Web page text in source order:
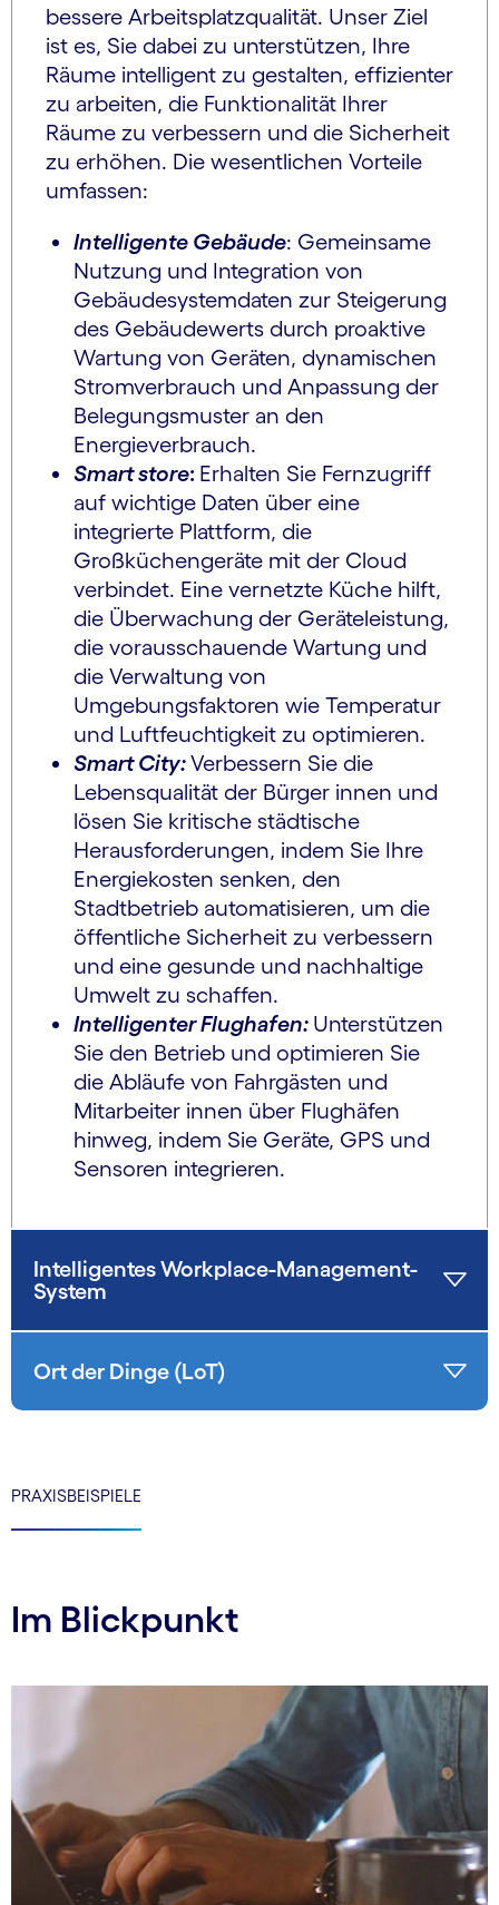
bessere Arbeitsplatzqualität. Unser Ziel
ist es, Sie dabei zu unterstützen, Ihre
Räume intelligent zu gestalten, effizienter
zu arbeiten, die Funktionalität Ihrer
Räume zu verbessern und die Sicherheit
zu erhöhen. Die wesentlichen Vorteile
umfassen:
Intelligente Gebäude: Gemeinsame
Nutzung und Integration von
Gebäudesystemdaten zur Steigerung
des Gebäudewerts durch proaktive
Wartung von Geräten, dynamischen
Stromverbrauch und Anpassung der
Belegungsmuster an den
Energieverbrauch.
Smart store: Erhalten Sie Fernzugriff
auf wichtige Daten über eine
integrierte Plattform, die
Großküchengeräte mit der Cloud
verbindet. Eine vernetzte Küche hilft,
die Überwachung der Geräteleistung,
die vorausschauende Wartung und
die Verwaltung von
Umgebungsfaktoren wie Temperatur
und Luftfeuchtigkeit zu optimieren.
Smart City:Verbessern Sie die
Lebensqualität der Bürger innen und
lösen Sie kritische städtische
Herausforderungen, indem Sie Ihre
Energiekosten senken, den
Stadtbetrieb automatisieren, um die
öffentliche Sicherheit zu verbessern
und eine gesunde und nachhaltige
Umwelt zu schaffen.
Intelligenter Flughafen: Unterstützen
Sie den Betrieb und optimieren Sie
die Abläufe von Fahrgästen und
Mitarbeiter innen über Flughäfen
hinweg, indem Sie Geräte, GPS und
Sensoren integrieren.
Intelligentes Workplace-Management-
System
Ort der Dinge (LoT)
PRAXISBEISPIELE
Im Blickpunkt